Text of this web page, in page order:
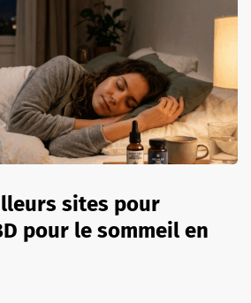
sites pour
pour le sommeil en